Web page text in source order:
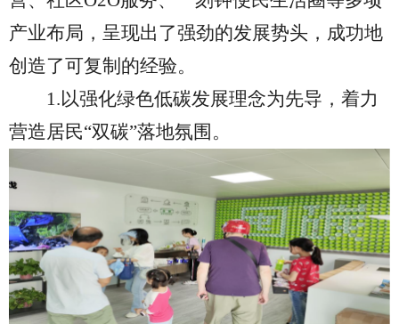
产业布局 ， 呈现出了强劲的发展势头 ， 成功地
创造了可复制的经验。
1.以强化绿色低碳发展理念为先导，着力
营造居民“双碳”落地氛围。